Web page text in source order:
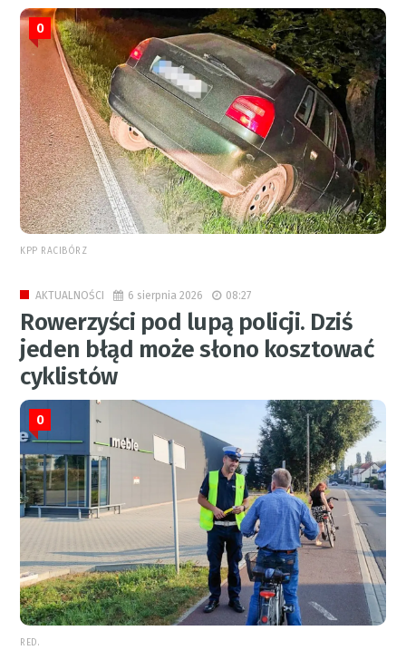
0
KPP RACIBÓRZ
AKTUALNOŚCI 6 sierpnia 2026 08:27
Rowerzyści pod lupą policji. Dziś
jeden błąd może słono kosztować
cyklistów
0
RED.